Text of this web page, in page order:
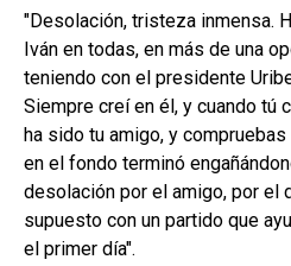
"Desolación, tristeza inmensa.
Iván en todas, en más de una
teniendo con el presidente
Siempre creí en él, y cuando tú
ha sido tu amigo, y
en el fondo terminó
desolación por el amigo, por el
supuesto con un partido que
el primer día".